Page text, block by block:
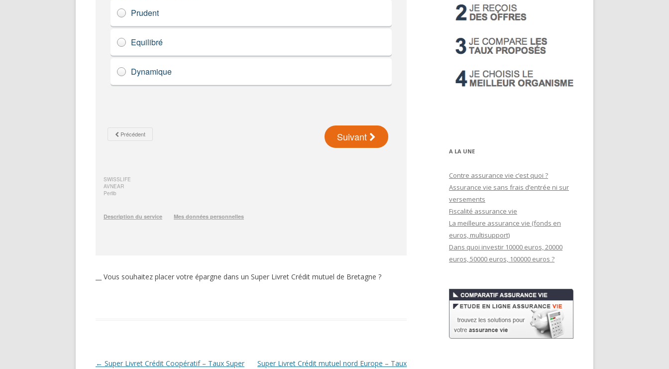
PERP
__ Vous souhaitez placer votre épargne dans un Super Livret Crédit mutuel de Bretagne ?
Navigation
← Super Livret Crédit Coopératif – Taux Super
Super Livret Crédit mutuel nord Europe – Taux
A LA UNE
Contre assurance vie c’est quoi ?
Assurance vie sans frais d’entrée ni sur
versements
Fiscalité assurance vie
La meilleure assurance vie (fonds en
euros, multisupport)
Dans quoi investir 10000 euros, 20000
euros, 50000 euros, 100000 euros ?